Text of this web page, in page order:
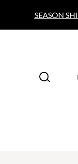
SEASON